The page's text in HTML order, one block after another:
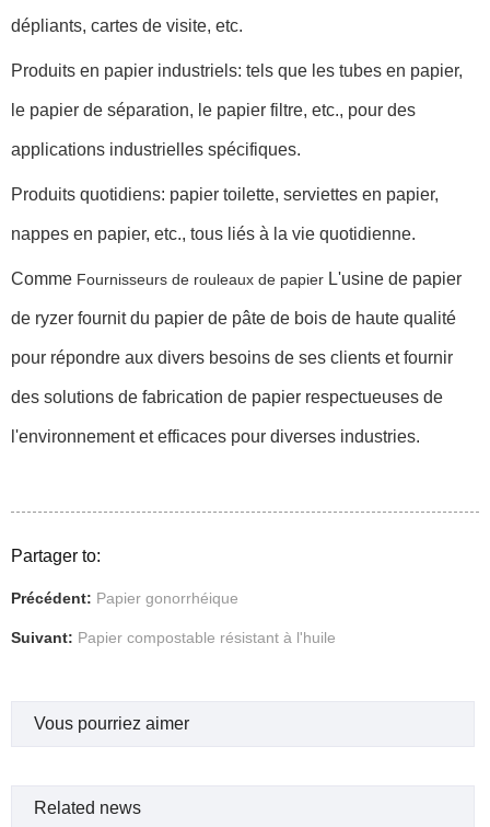
dépliants, cartes de visite, etc.
Produits en papier industriels: tels que les tubes en papier,
le papier de séparation, le papier filtre, etc., pour des
applications industrielles spécifiques.
Produits quotidiens: papier toilette, serviettes en papier,
nappes en papier, etc., tous liés à la vie quotidienne.
Comme Fournisseurs de rouleaux de papier L'usine de papier
de ryzer fournit du papier de pâte de bois de haute qualité
pour répondre aux divers besoins de ses clients et fournir
des solutions de fabrication de papier respectueuses de
l'environnement et efficaces pour diverses industries.
Partager to:
Précédent: Papier gonorrhéique
Suivant: Papier compostable résistant à l'huile
Vous pourriez aimer
Related news